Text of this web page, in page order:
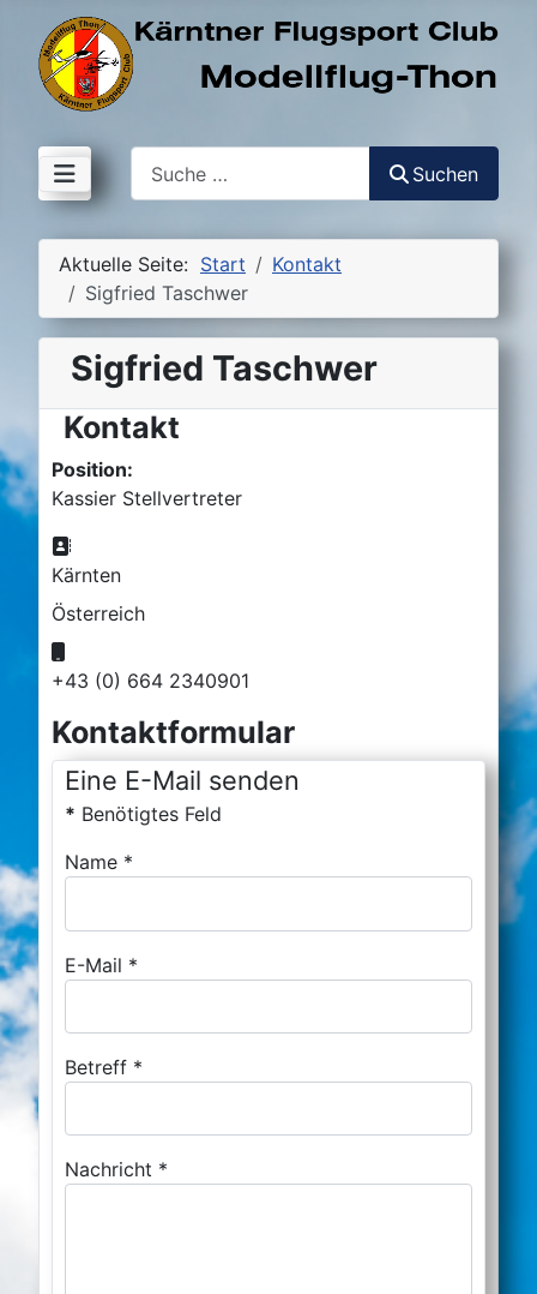
Suchen
Aktuelle Seite: Start
Kontakt
Sigfried Taschwer
Sigfried Taschwer
Kontakt
Position:
Kassier Stellvertreter
Adresse:
Kärnten
Österreich
+43 (0) 664 2340901
Kontaktformular
Eine E-Mail senden
* Benötigtes Feld
Name *
E-Mail *
Betreff *
Nachricht *